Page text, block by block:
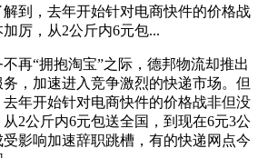
到，去年开始针对电商快件的价格战
厉，从2公斤内6元包...
再“拥抱淘宝”之际，德邦物流却推出
，加速进入竞争激烈的快递市场。但
年开始针对电商快件的价格战非但没
2公斤内6元包送全国，到现在6元3公
影响加速辞职跳槽，有的快递网点今